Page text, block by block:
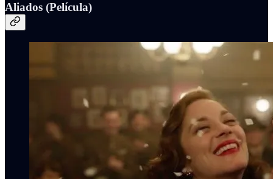
Aliados (Película)